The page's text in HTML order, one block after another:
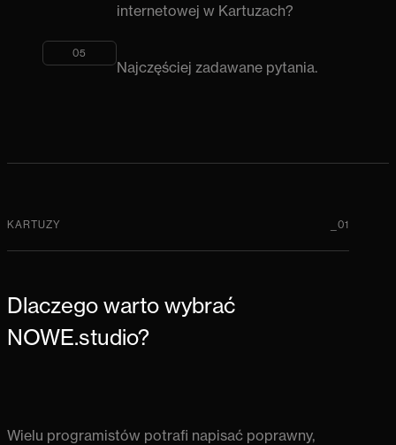
internetowej w Kartuzach?
05
Najczęściej zadawane pytania.
KARTUZY _01
Dlaczego warto wybrać
NOWE.studio?
Wielu programistów potrafi napisać poprawny,